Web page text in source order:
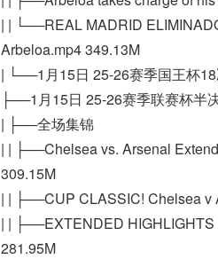
| | └──REAL MADRID
Arbeloa.mp4 349.13M
| └──1月15日 25-26赛季国王杯
├──1月15日 25-26赛季联赛杯半
| ├──全场集锦
| | ├──Chelsea vs. Arsenal
309.15M
| | ├──CUP CLASSIC! Chelsea v
| | ├──EXTENDED
281.95M